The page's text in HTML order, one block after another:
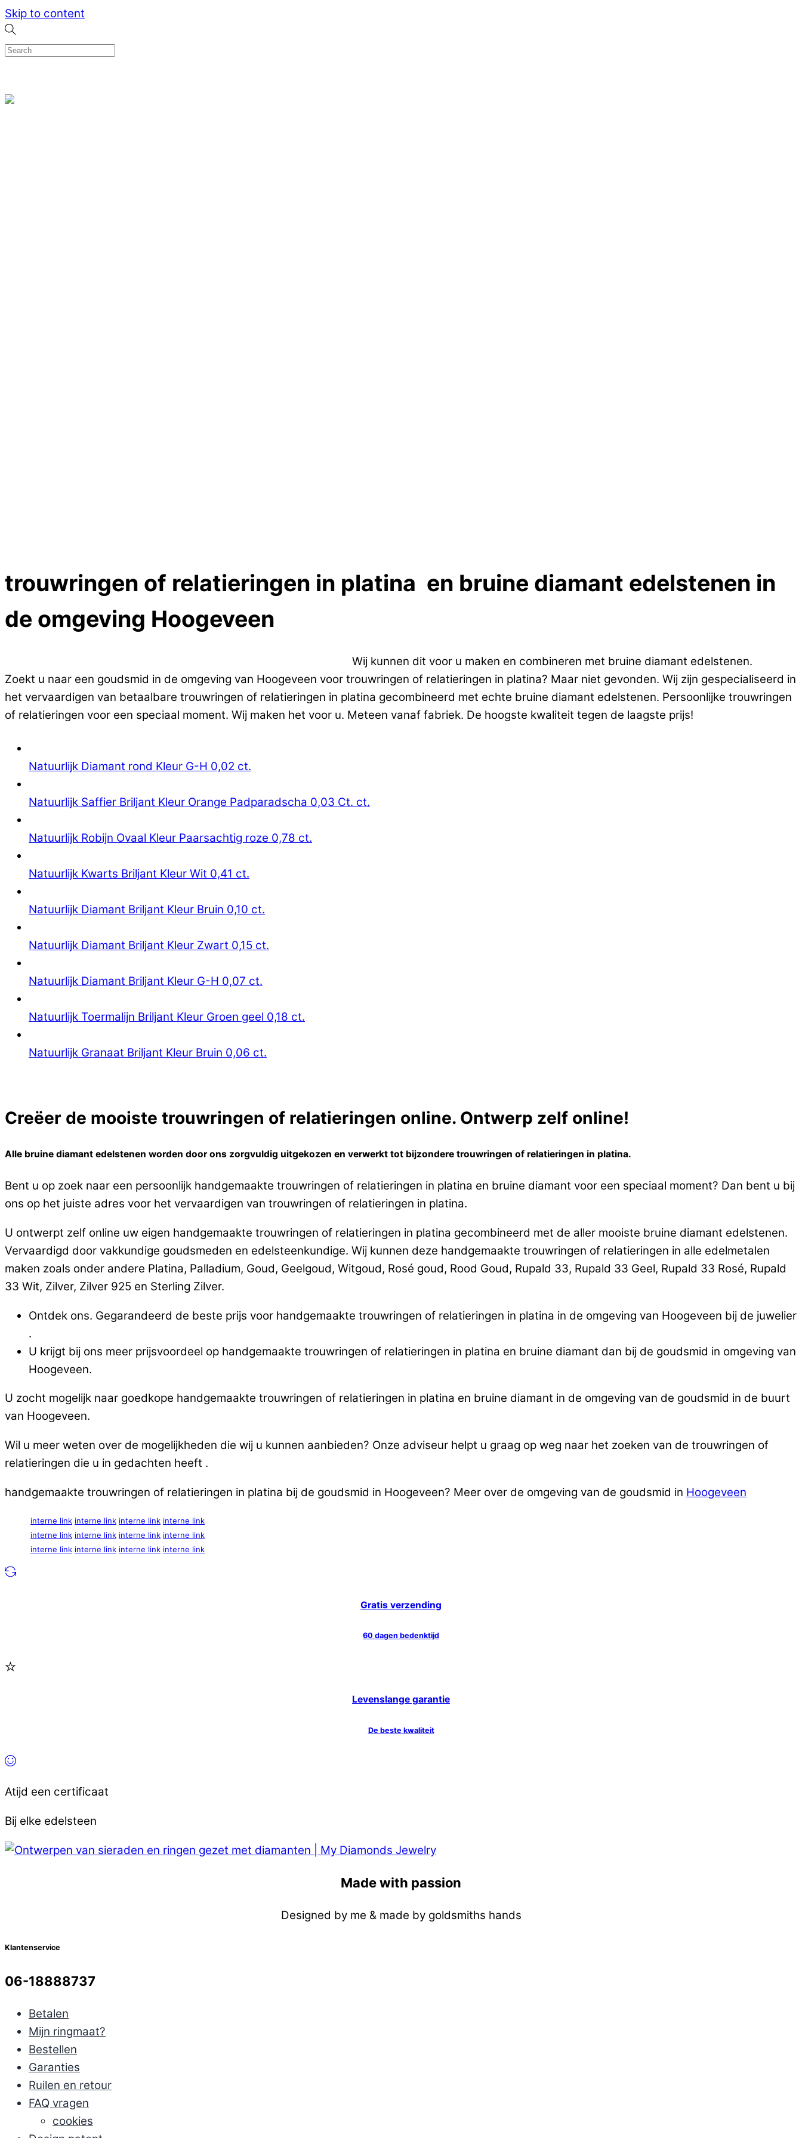
Skip to content
trouwringen of relatieringen in platina en bruine diamant edelstenen in
de omgeving Hoogeveen
Wij kunnen dit voor u maken en combineren met bruine diamant edelstenen.
Zoekt u naar een goudsmid in de omgeving van Hoogeveen voor trouwringen of relatieringen in platina? Maar niet gevonden. Wij zijn gespecialiseerd in
het vervaardigen van betaalbare trouwringen of relatieringen in platina gecombineerd met echte bruine diamant edelstenen. Persoonlijke trouwringen
of relatieringen voor een speciaal moment. Wij maken het voor u. Meteen vanaf fabriek. De hoogste kwaliteit tegen de laagste prijs!
Natuurlijk Diamant rond Kleur G-H 0,02 ct.
Natuurlijk Saffier Briljant Kleur Orange Padparadscha 0,03 Ct. ct.
Natuurlijk Robijn Ovaal Kleur Paarsachtig roze 0,78 ct.
Natuurlijk Kwarts Briljant Kleur Wit 0,41 ct.
Natuurlijk Diamant Briljant Kleur Bruin 0,10 ct.
Natuurlijk Diamant Briljant Kleur Zwart 0,15 ct.
Natuurlijk Diamant Briljant Kleur G-H 0,07 ct.
Natuurlijk Toermalijn Briljant Kleur Groen geel 0,18 ct.
Natuurlijk Granaat Briljant Kleur Bruin 0,06 ct.
Creëer de mooiste trouwringen of relatieringen online. Ontwerp zelf online!
Alle bruine diamant edelstenen worden door ons zorgvuldig uitgekozen en verwerkt tot bijzondere trouwringen of relatieringen in platina.
Bent u op zoek naar een persoonlijk handgemaakte trouwringen of relatieringen in platina en bruine diamant voor een speciaal moment? Dan bent u bij
ons op het juiste adres voor het vervaardigen van trouwringen of relatieringen in platina.
U ontwerpt zelf online uw eigen handgemaakte trouwringen of relatieringen in platina gecombineerd met de aller mooiste bruine diamant edelstenen.
Vervaardigd door vakkundige goudsmeden en edelsteenkundige. Wij kunnen deze handgemaakte trouwringen of relatieringen in alle edelmetalen
maken zoals onder andere Platina, Palladium, Goud, Geelgoud, Witgoud, Rosé goud, Rood Goud, Rupald 33, Rupald 33 Geel, Rupald 33 Rosé, Rupald
33 Wit, Zilver, Zilver 925 en Sterling Zilver.
Ontdek ons. Gegarandeerd de beste prijs voor handgemaakte trouwringen of relatieringen in platina in de omgeving van Hoogeveen bij de juwelier
.
U krijgt bij ons meer prijsvoordeel op handgemaakte trouwringen of relatieringen in platina en bruine diamant dan bij de goudsmid in omgeving van
Hoogeveen.
U zocht mogelijk naar goedkope handgemaakte trouwringen of relatieringen in platina en bruine diamant in de omgeving van de goudsmid in de buurt
van Hoogeveen.
Wil u meer weten over de mogelijkheden die wij u kunnen aanbieden? Onze adviseur helpt u graag op weg naar het zoeken van de trouwringen of
relatieringen die u in gedachten heeft .
handgemaakte trouwringen of relatieringen in platina bij de goudsmid in Hoogeveen? Meer over de omgeving van de goudsmid in Hoogeveen
interne link interne link interne link interne link
interne link interne link interne link interne link
interne link interne link interne link interne link
Gratis verzending
60 dagen bedenktijd
Levenslange garantie
De beste kwaliteit
Atijd een certificaat
Bij elke edelsteen
Made with passion
Designed by me & made by goldsmiths hands
Klantenservice
06-18888737
Betalen
Mijn ringmaat?
Bestellen
Garanties
Ruilen en retour
FAQ vragen
cookies